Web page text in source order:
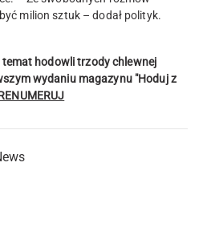
milion sztuk – dodał polityk.
hodowli trzody chlewnej
wydaniu magazynu "Hoduj z